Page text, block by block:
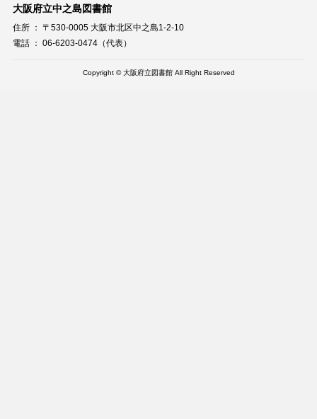
大阪府立中之島図書館
住所 ： 〒530-0005 大阪市北区中之島1-2-10
電話 ： 06-6203-0474（代表）
Copyright © 大阪府立図書館 All Right Reserved